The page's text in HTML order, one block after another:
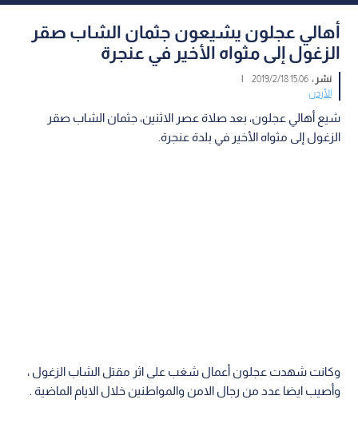
أهالي عجلون يشيعون جثمان الشاب صقر
الزغول إلى مثواه الأخير في عنجرة
نشر :15:06 2019/2/18
|
الأردن
شيع أهالي عجلون، بعد صلاة عصر الاثنين، جثمان الشاب صقر
الزغول إلى مثواه الأخير في بلدة عنجرة.
وكانت شهدت عجلون أعمال شغب على اثر مقتل الشاب الزغول ،
وأصيب ايضا عدد من رجال الامن والمواطنين خلال الايام الماضية .